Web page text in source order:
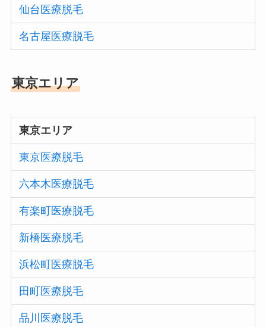
仙台医療脱毛
名古屋医療脱毛
東京エリア
東京エリア
東京医療脱毛
六本木医療脱毛
有楽町医療脱毛
新橋医療脱毛
浜松町医療脱毛
田町医療脱毛
品川医療脱毛